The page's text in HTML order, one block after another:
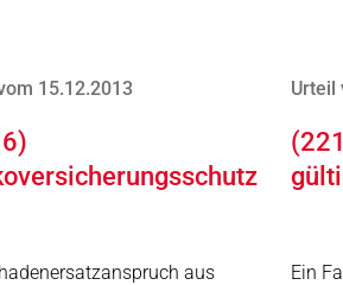
15.12.2013
aus
Urteil
Ein